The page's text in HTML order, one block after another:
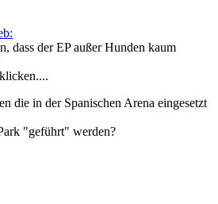
dass der EP außer Hunden kaum
die in der Spanischen Arena eingesetzt
"geführt" werden?